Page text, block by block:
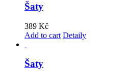
Šaty
389 Kč
Add to cart Detaily
Šaty